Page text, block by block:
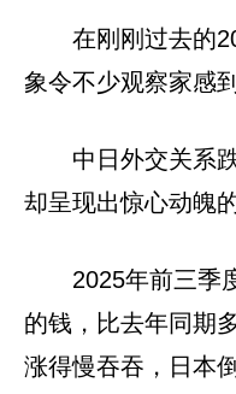
在刚刚过去的
象令不少观察家感
中日外交关系
却呈现出惊心动魄
2025年前三季
的钱，比去年同期
涨得慢吞吞，日本